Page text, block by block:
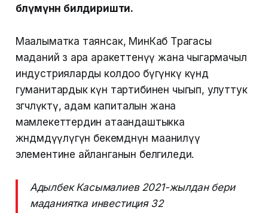
бөлүмүнөн билдиришти.
Маалыматка таянсак, МинКаб Төрагасы
маданий өз ара аракеттенүү жана чыгармачыл
индустрияларды колдоо бүгүнкү күндө
гуманитардык күн тартибинен чыгып, улуттук
өзгөчөлүктү, адам капиталын жана
мамлекеттердин атаандаштыкка
жөндөмдүүлүгүн бекемдөөнүн маанилүү
элементине айланганын белгиледи.
Адылбек Касымалиев 2021-жылдан бери
маданиятка инвестиция 32